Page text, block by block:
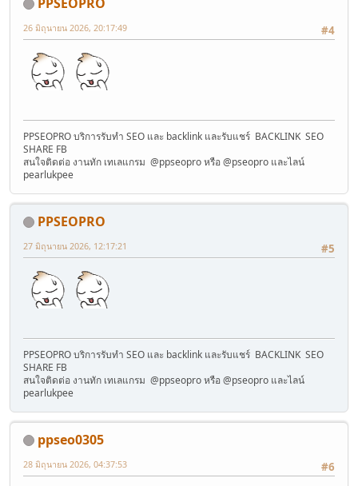
#4
26 มิถุนายน 2026, 20:17:49
PPSEOPRO บริการรับทำ SEO และ backlink และรับแชร์ BACKLINK SEO
SHARE FB
สนใจติดต่อ งานทัก เทเลแกรม @ppseopro หรือ @pseopro และไลน์
pearlukpee
PPSEOPRO
#5
27 มิถุนายน 2026, 12:17:21
PPSEOPRO บริการรับทำ SEO และ backlink และรับแชร์ BACKLINK SEO
SHARE FB
สนใจติดต่อ งานทัก เทเลแกรม @ppseopro หรือ @pseopro และไลน์
pearlukpee
ppseo0305
#6
28 มิถุนายน 2026, 04:37:53